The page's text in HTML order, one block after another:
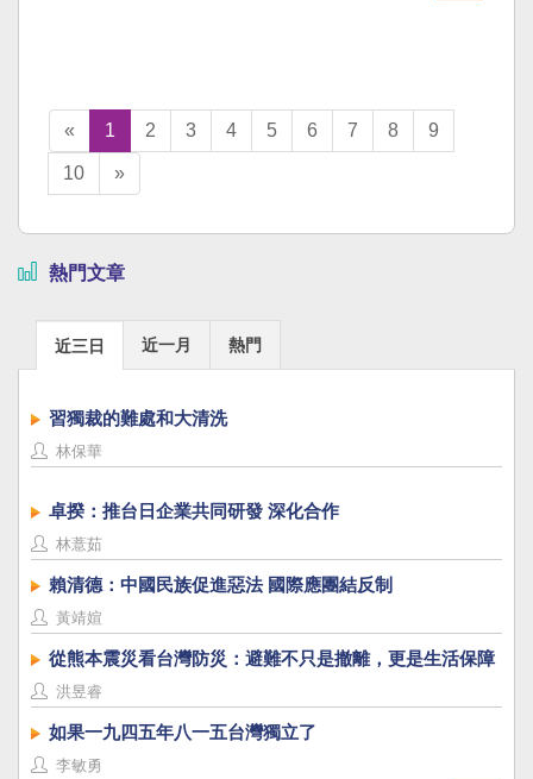
« 1 2 3 4 5 6 7 8 9
10 »
熱門文章
近三日 近一月 熱門
習獨裁的難處和大清洗
林保華
卓揆：推台日企業共同研發 深化合作
林薏茹
賴清德：中國民族促進惡法 國際應團結反制
黃靖媗
從熊本震災看台灣防災：避難不只是撤離，更是生活保障
洪昱睿
如果一九四五年八一五台灣獨立了
李敏勇